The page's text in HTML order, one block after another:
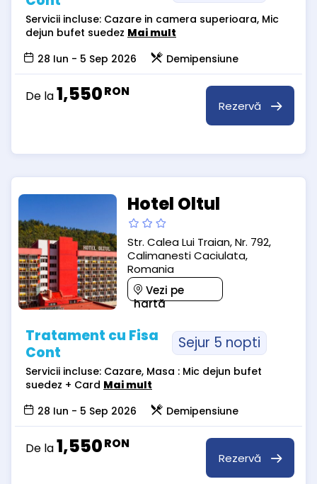
Servicii incluse: Cazare in camera superioara, Mic
dejun bufet suedez Mai mult
28 Iun - 5 Sep 2026
Demipensiune
De la1,550RON
Rezervă
Hotel Oltul
Str. Calea Lui Traian, Nr. 792,
Calimanesti Caciulata,
Romania
Vezi pe
hartă
Tratament cu Fisa
Cont
Sejur 5 nopti
Servicii incluse: Cazare, Masa : Mic dejun bufet
suedez + Card Mai mult
28 Iun - 5 Sep 2026
Demipensiune
De la1,550RON
Rezervă